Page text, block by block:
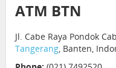
ATM BTN
Jl. Cabe Raya Pondok
Tangerang, Banten,